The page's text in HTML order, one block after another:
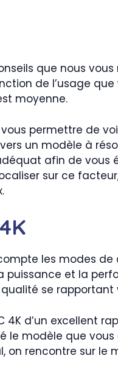
que nous
de l’usage que
moyenne.
permettre de
un modèle à
afin de vous
sur ce
les modes
puissance et la
se rapportant
d’un excellent
modèle que vous
on rencontre sur le